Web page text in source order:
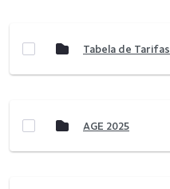
Tabela de Tarifas
AGE 2025